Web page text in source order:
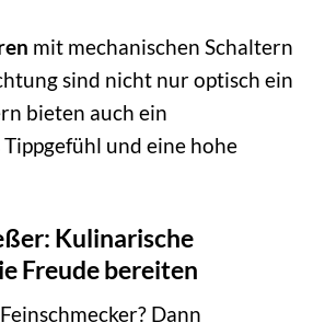
mit mechanischen Schaltern
sind nicht nur optisch ein
bieten auch ein
und eine hohe
Kulinarische
Freude bereiten
Dann